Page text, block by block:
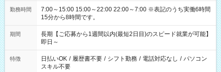
勤務時間
7:00～15:00 15:00～22:00 22:00～7:00 ※表記のうち実働6時間
15分から8時間です。
期間
長期【ご応募から1週間以内(最短2日目)のスピード就業が可能】
即日～
特徴 日払いOK / 履歴書不要 / シフト勤務 / 電話対応なし / パソコン
スキル不要